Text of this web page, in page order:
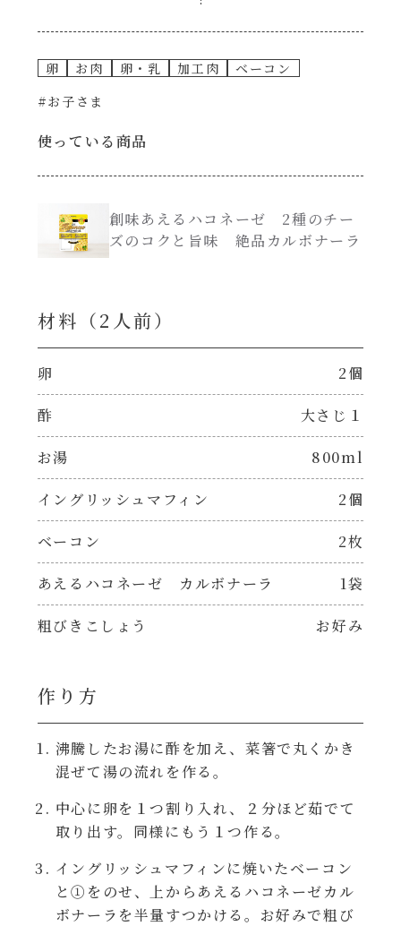
主菜
ごはんもの
スープ
肉ピクキノピク
グラタン/ドリア
シャンタン粉末（シャンタンチーズニングを
パウチのまんまシリーズ
だしまろ麺
シャンタン鍋
おもてなし
ホットプレート
創味のつゆ
創味のつゆ減塩
京の和風だし
カレーだし
すき焼のたれ
焼肉のたれ 初代
焼肉のたれ 二代目
聖護院かぶらのもみじおろしぽん酢
ハコネーゼ 完熟トマト
ハコネーゼ 海老クリーム
ハコネーゼ ボロネーゼ
ハコネーゼ ポルチーニ
卵 お肉 卵・乳 加工肉
ベーコン
#お子さま
使っている商品
創味あえるハコネーゼ 2種のチー
ズのコクと旨味 絶品カルボナーラ
材料（2⼈前）
卵 2個
酢 大さじ１
お湯 800ml
イングリッシュマフィン 2個
ベーコン 2枚
あえるハコネーゼ カルボナーラ 1袋
粗びきこしょう お好み
作り方
沸騰したお湯に酢を加え、菜箸で丸くかき
混ぜて湯の流れを作る。
中心に卵を１つ割り入れ、２分ほど茹でて
取り出す。同様にもう１つ作る。
イングリッシュマフィンに焼いたベーコン
と①をのせ、上からあえるハコネーゼカル
ボナーラを半量すつかける。お好みで粗び